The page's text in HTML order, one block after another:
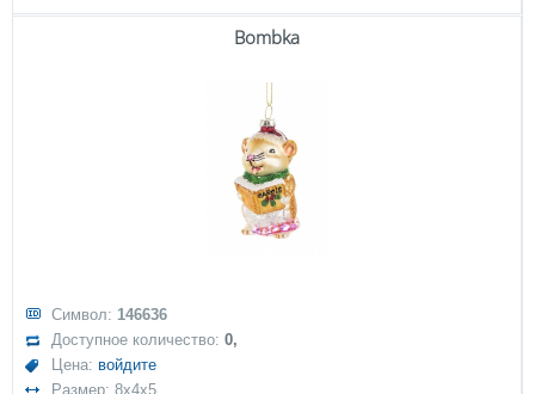
Bombka
Символ: 146636
Доступное количество:0,
Цена: войдите
Размер: 8x4x5